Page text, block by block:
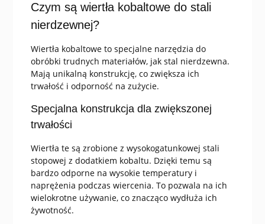
Czym są wiertła kobaltowe do stali
nierdzewnej?
Wiertła kobaltowe to specjalne narzędzia do
obróbki trudnych materiałów, jak stal nierdzewna.
Mają unikalną konstrukcję, co zwiększa ich
trwałość i odporność na zużycie.
Specjalna konstrukcja dla zwiększonej
trwałości
Wiertła te są zrobione z wysokogatunkowej stali
stopowej z dodatkiem kobaltu. Dzięki temu są
bardzo odporne na wysokie temperatury i
naprężenia podczas wiercenia. To pozwala na ich
wielokrotne używanie, co znacząco wydłuża ich
żywotność.